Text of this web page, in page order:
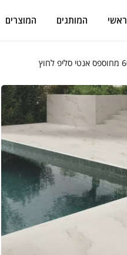
ראשי המותגים המוצרים